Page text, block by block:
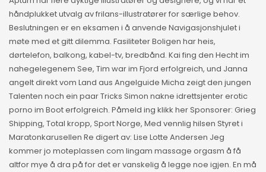
håndplukket utvalg av frilans-illustratører for særlige behov.
Beslutningen er en eksamen i å anvende Navigasjonshjulet i
møte med et gitt dilemma. Fasiliteter Boligen har heis,
dørtelefon, balkong, kabel-tv, bredbånd. Kai fing den Hecht im
nahegelegenem See, Tim war im Fjord erfolgreich, und Janna
angelt direkt vom Land aus Angelguide Micha zeigt den jungen
Talenten noch ein paar Tricks Simon nakne idrettsjenter erotic
porno im Boot erfolgreich. Påmeld ing klikk her Sponsorer: Grieg
Shipping, Total kropp, Sport Norge, Med vennlig hilsen Styret i
Maratonkarusellen Re digert av: Lise Lotte Andersen Jeg
kommer jo moteplassen com lingam massage orgasm å få
altfor mye å dra på for det er vanskelig å legge noe igjen. En må